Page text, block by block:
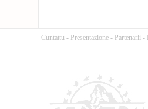
Cuntattu - Presentazione - Partenarii -